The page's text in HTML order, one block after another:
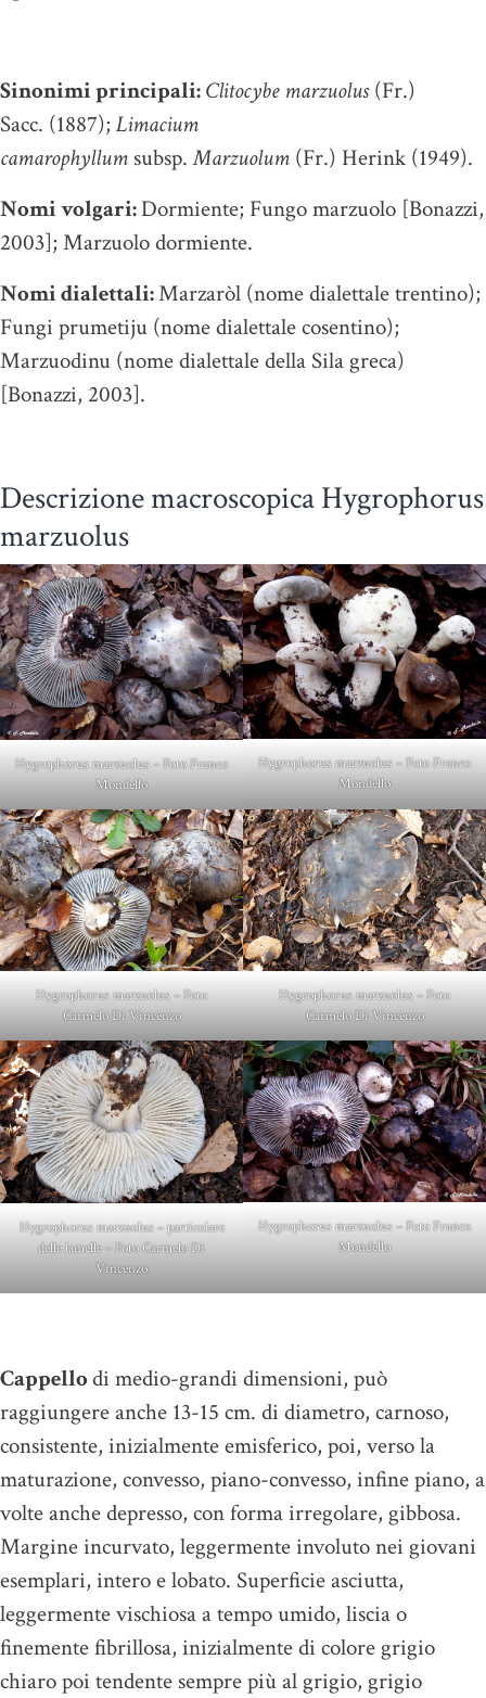
Sinonimi principali:Clitocybe marzuolus(Fr.)
Sacc. (1887); Limacium
camarophyllum subsp.Marzuolum (Fr.) Herink (1949).
Nomi volgari:Dormiente; Fungo marzuolo [Bonazzi,
2003]; Marzuolo dormiente.
Nomi dialettali:Marzaròl (nome dialettale trentino);
Fungi prumetiju (nome dialettale cosentino);
Marzuodinu (nome dialettale della Sila greca)
[Bonazzi, 2003].
Descrizione macroscopica Hygrophorus
marzuolus
Hygrophorus marzuolus – Foto Franco
Mondello
Hygrophorus marzuolus – Foto Franco
Mondello
Hygrophorus marzuolus – Foto
Carmelo Di Vincenzo
Hygrophorus marzuolus – Foto
Carmelo Di Vincenzo
Hygrophorus marzuolus – particolare
delle lamelle – Foto Carmelo Di
Vincenzo
Hygrophorus marzuolus – Foto Franco
Mondello
Cappellodi medio-grandi dimensioni, può
raggiungere anche 13-15 cm. di diametro, carnoso,
consistente, inizialmente emisferico, poi, verso la
maturazione, convesso, piano-convesso, infine piano, a
volte anche depresso, con forma irregolare, gibbosa.
Margine incurvato, leggermente involuto nei giovani
esemplari, intero e lobato. Superficie asciutta,
leggermente vischiosa a tempo umido, liscia o
finemente fibrillosa, inizialmente di colore grigio
chiaro poi tendente sempre più al grigio, grigio